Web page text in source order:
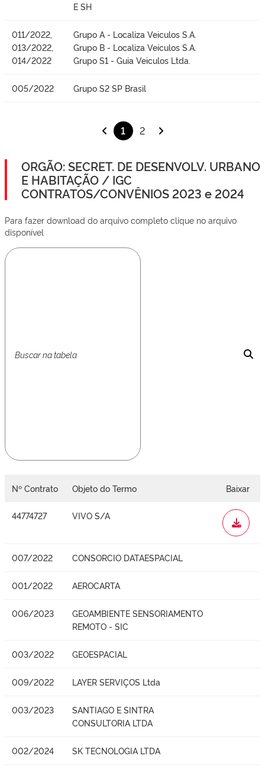
E SH
011/2022,
013/2022,
014/2022
Grupo A - Localiza Veiculos S.A.
Grupo B - Localiza Veículos S.A.
Grupo S1 - Guia Veiculos Ltda.
005/2022 Grupo S2 SP Brasil
1 2
ORGÃO: SECRET. DE DESENVOLV. URBANO
E HABITAÇÃO / IGC
CONTRATOS/CONVÊNIOS 2023 e 2024
Para fazer download do arquivo completo clique no arquivo
disponível
Nº Contrato Objeto do Termo Baixar
44774727 VIVO S/A
WORD
007/2022 CONSORCIO DATAESPACIAL
001/2022 AEROCARTA
006/2023
GEOAMBIENTE SENSORIAMENTO
REMOTO - SIC
003/2022 GEOESPACIAL
009/2022 LAYER SERVIÇOS Ltda
003/2023
SANTIAGO E SINTRA
CONSULTORIA LTDA
002/2024 SK TECNOLOGIA LTDA